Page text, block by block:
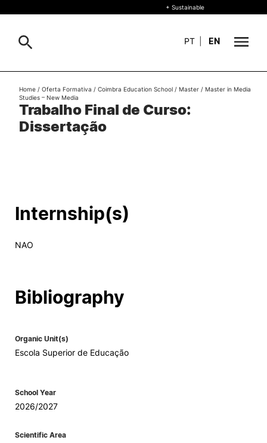
About
+ Sustainable
Living
Social Action
RRP Projects
+ Sustainable
PT EN
Search
Trabalho Final de Curso:
Dissertação
Home / Oferta Formativa / Coimbra Education School / Master / Master in Media
Studies – New Media
Internship(s)
NAO
Bibliography
Organic Unit(s)
Escola Superior de Educação
School Year
2026/2027
Scientific Area